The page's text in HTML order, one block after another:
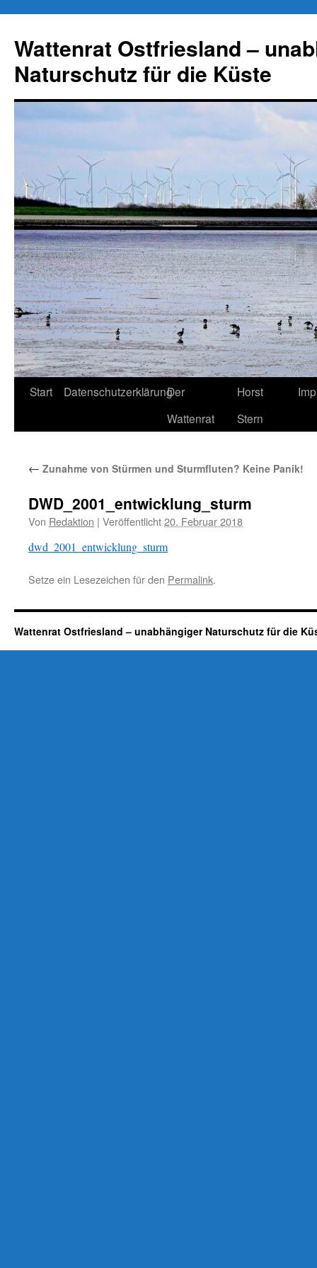
springen
Wattenrat Ostfriesland –
Naturschutz für die Küste
Start DatenschutzerklärungDer
Wattenrat
Horst
Stern
← Zunahme von Stürmen und Sturmfluten? Keine Panik!
DWD_2001_entwicklung_sturm
Von Redaktion | Veröffentlicht20. Februar 2018
dwd_2001_entwicklung_sturm
Setze ein Lesezeichen für den Permalink.
Wattenrat Ostfriesland – unabhängiger Naturschutz für die